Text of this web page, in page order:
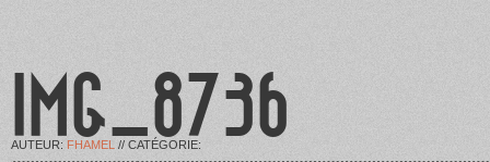
IMG_8736
AUTEUR: FHAMEL // CATÉGORIE: